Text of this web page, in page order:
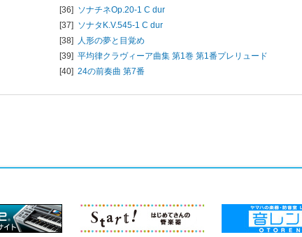
[36] ソナチネOp.20-1 C dur
[37] ソナタK.V.545-1 C dur
[38] 人形の夢と目覚め
[39] 平均律クラヴィーア曲集 第1巻 第1番プレリュード
[40] 24の前奏曲 第7番